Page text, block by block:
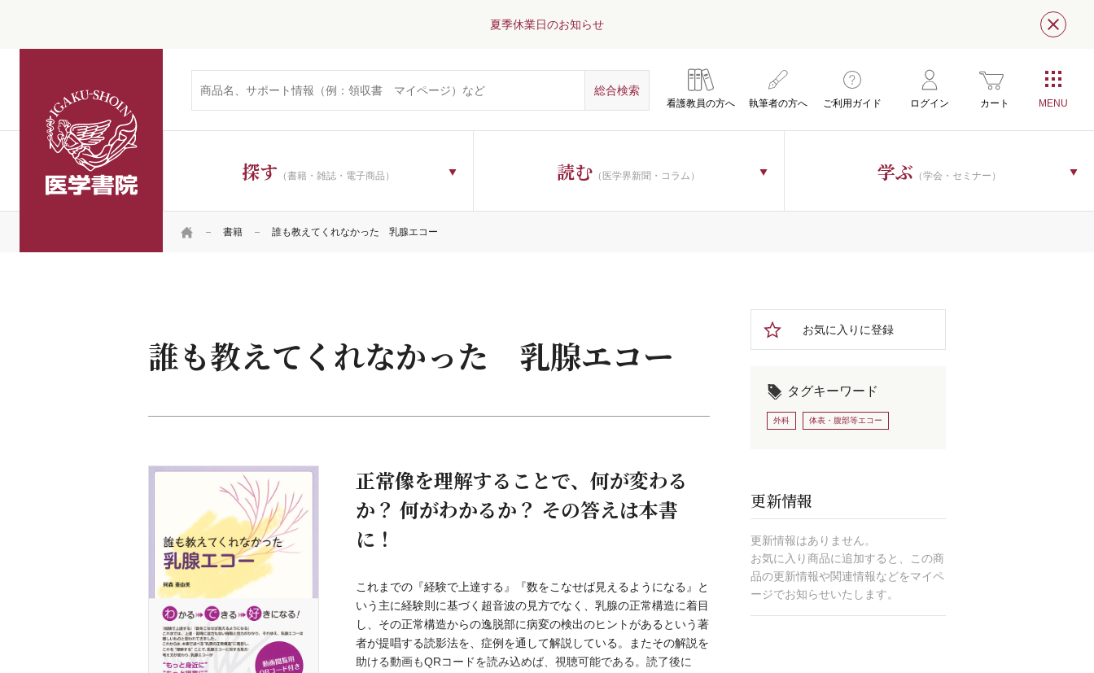
夏季休業日のお知らせ 閉じ
看護教員の方へ 執筆者の方へ ご利用ガイド ログイン カート
探す （書籍・雑誌・電子商品） 読む （医学界新聞・コラム） 学ぶ （学会・セミナー）
HOME 書籍 誰も教えてくれなかった 乳腺エコー
誰も教えてくれなかった 乳腺エコー
正常像を理解することで、何が変わる
か？ 何がわかるか？ その答えは本書
に！
これまでの『経験で上達する』『数をこなせば見えるようになる』と
いう主に経験則に基づく超音波の見方でなく、乳腺の正常構造に着目
し、その正常構造からの逸脱部に病変の検出のヒントがあるという著
者が提唱する読影法を、症例を通して解説している。またその解説を
助ける動画もQRコードを読み込めば、視聴可能である。読了後に
お気に入りに登録
タグキーワード
外科 体表・腹部等エコー
更新情報
更新情報はありません。
お気に入り商品に追加すると、この商
品の更新情報や関連情報などをマイペ
ージでお知らせいたします。